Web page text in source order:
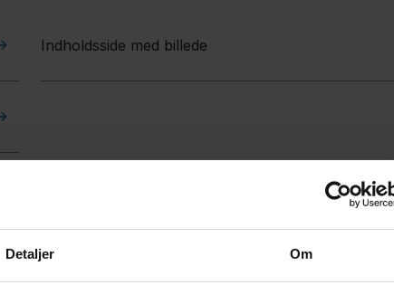
Detaljer Om
Indholdsside med billede